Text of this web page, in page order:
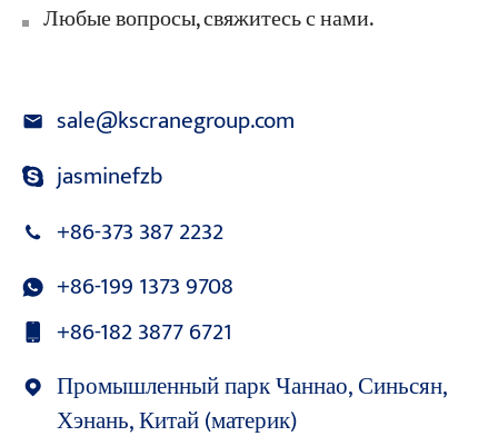
Любые вопросы, свяжитесь с нами.
sale@kscranegroup.com
jasminefzb
+86-373 387 2232
+86-199 1373 9708
+86-182 3877 6721
Промышленный парк Чаннао, Синьсян,
Хэнань, Китай (материк)